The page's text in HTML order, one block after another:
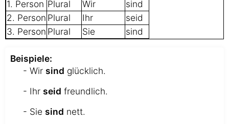
1. Person Plural Wir
sind
2. Person Plural Ihr
seid
3. Person Plural Sie sind
Beispiele:
- Wir sind glücklich.
- Ihr seid freundlich.
- Sie sind nett.